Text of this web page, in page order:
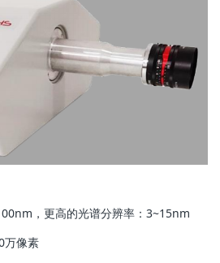
，更高的光谱分辨率：3~15nm
万像素